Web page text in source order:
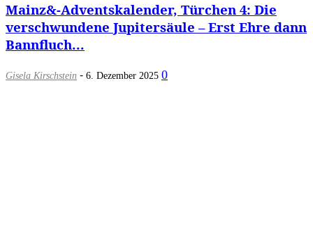
Mainz&-Adventskalender, Türchen 4: Die
verschwundene Jupitersäule – Erst Ehre dann
Bannfluch...
Gisela Kirschstein - 6. Dezember 2025 0